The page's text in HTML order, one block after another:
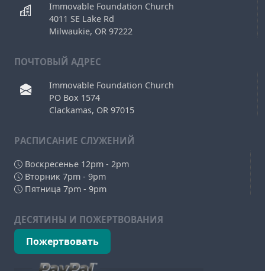
Immovable Foundation Church
4011 SE Lake Rd
Milwaukie, OR 97222
ПОЧТОВЫЙ АДРЕС
Immovable Foundation Church
PO Box 1574
Clackamas, OR 97015
РAСПИСАНИЕ СЛУЖЕНИЙ
Воскресенье 12pm - 2pm
Вторник 7pm - 9pm
Пятница 7pm - 9pm
ДЕСЯТИНЫ И ПОЖЕРТВОВАНИЯ
Пожертвовать